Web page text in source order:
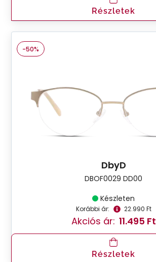
Részletek
-50%
DbyD
DBOF0029 DD00
Készleten
Korábbi ár: 22.990 Ft
Akciós ár: 11.495 Ft
Részletek